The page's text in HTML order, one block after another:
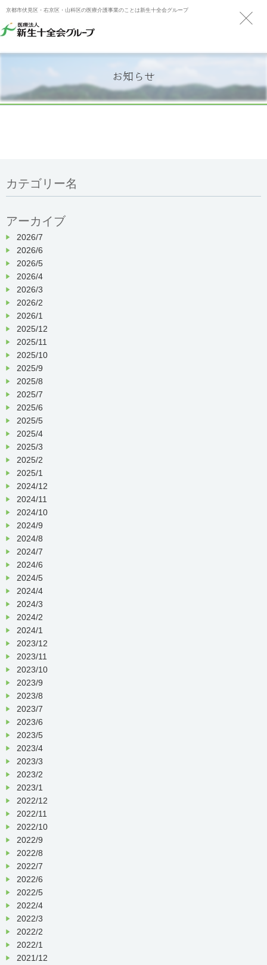
京都市伏見区・右京区・山科区の医療介護事業のことは新生十全会グループ
お知らせ
カテゴリー名
アーカイブ
2026/7
2026/6
2026/5
2026/4
2026/3
2026/2
2026/1
2025/12
2025/11
2025/10
2025/9
2025/8
2025/7
2025/6
2025/5
2025/4
2025/3
2025/2
2025/1
2024/12
2024/11
2024/10
2024/9
2024/8
2024/7
2024/6
2024/5
2024/4
2024/3
2024/2
2024/1
2023/12
2023/11
2023/10
2023/9
2023/8
2023/7
2023/6
2023/5
2023/4
2023/3
2023/2
2023/1
2022/12
2022/11
2022/10
2022/9
2022/8
2022/7
2022/6
2022/5
2022/4
2022/3
2022/2
2022/1
2021/12